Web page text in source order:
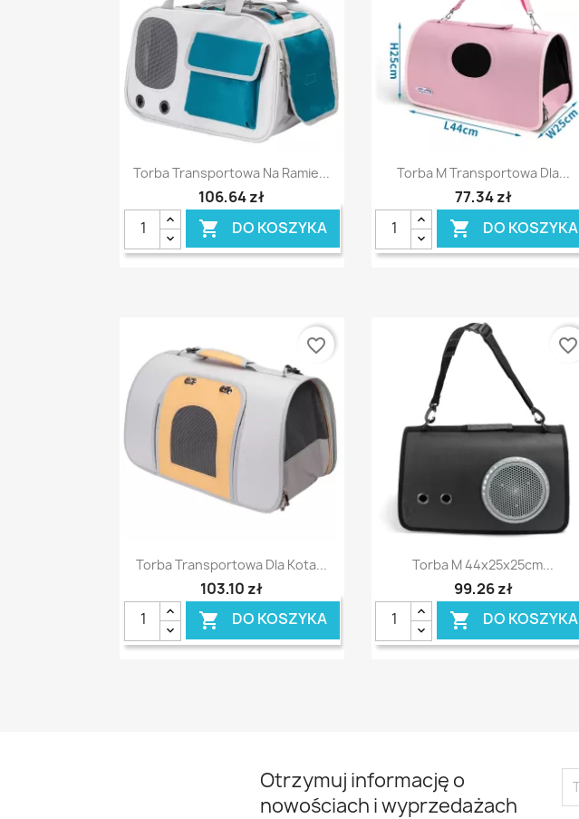
Szybki podgląd
Torba Transportowa Na Ramie...
106,64 zł
 DO KOSZYKA
Szybki podgląd
Torba M Transportowa Dla...
77,34 zł
 DO KOSZYKA
Szybki podgląd
Torba Transportowa Dla Kota...
103,10 zł
 DO KOSZYKA
favorite_border
Szybki podgląd
Torba M 44x25x25cm...
99,26 zł
 DO KOSZYKA
favorite_border
Otrzymuj informację o
nowościach i wyprzedażach